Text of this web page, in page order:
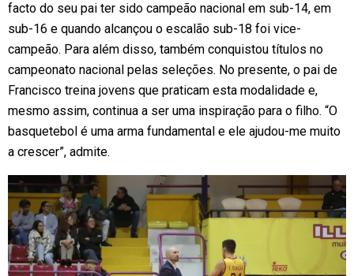
facto do seu pai ter sido campeão nacional em sub-14, em
sub-16 e quando alcançou o escalão sub-18 foi vice-
campeão. Para além disso, também conquistou títulos no
campeonato nacional pelas seleções. No presente, o pai de
Francisco treina jovens que praticam esta modalidade e,
mesmo assim, continua a ser uma inspiração para o filho. “O
basquetebol é uma arma fundamental e ele ajudou-me muito
a crescer”, admite.